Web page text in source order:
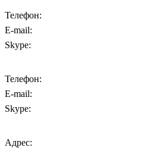
Телефон:
E-mail:
Skype:
Телефон:
E-mail:
Skype:
Адрес: